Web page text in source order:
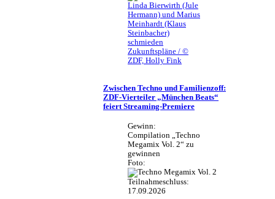
Linda Bierwirth (Jule
Hermann) und Marius
Meinhardt (Klaus
Steinbacher)
schmieden
Zukunftspläne / ©
ZDF, Holly Fink
Zwischen Techno und Familienzoff:
ZDF-Vierteiler „München Beats“
feiert Streaming-Premiere
Gewinn:
Compilation „Techno
Megamix Vol. 2“ zu
gewinnen
Foto:
Teilnahmeschluss:
17.09.2026